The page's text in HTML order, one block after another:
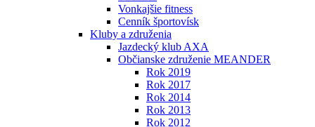
Vonkajšie fitness
Cenník športovísk
Kluby a združenia
Jazdecký klub AXA
Občianske združenie MEANDER
Rok 2019
Rok 2017
Rok 2014
Rok 2013
Rok 2012